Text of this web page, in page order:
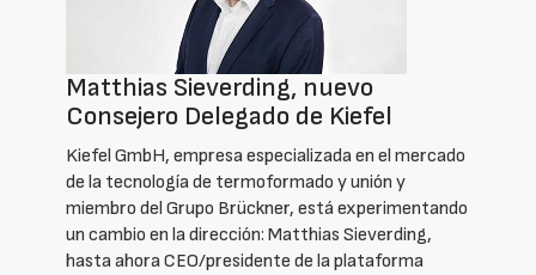
Matthias Sieverding, nuevo
Consejero Delegado de Kiefel
Kiefel GmbH, empresa especializada en el mercado
de la tecnología de termoformado y unión y
miembro del Grupo Brückner, está experimentando
un cambio en la dirección: Matthias Sieverding,
hasta ahora CEO/presidente de la plataforma